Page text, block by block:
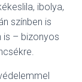
ibolya,
színben is
is – bizonyos